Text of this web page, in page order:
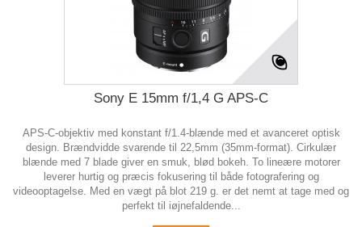
Sony E 15mm f/1,4 G APS-C
APS-C-objektiv med konstant f/1.4-blænde med et avanceret optisk
design. Brændvidde svarende til 22,5mm (35mm-format). Cirkulær
blænde med 7 blade giver en smuk, blød bokeh. To lineære motorer
leverer hurtig og præcis fokusering til både fotografering og
videooptagelse. Med en vægt på blot 219 g. er det nemt at tage med og
perfekt til iøjnefaldende...